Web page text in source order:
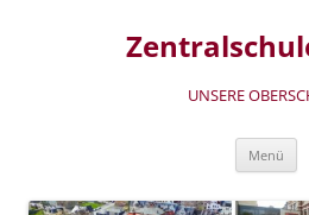
UNSERE
Menü